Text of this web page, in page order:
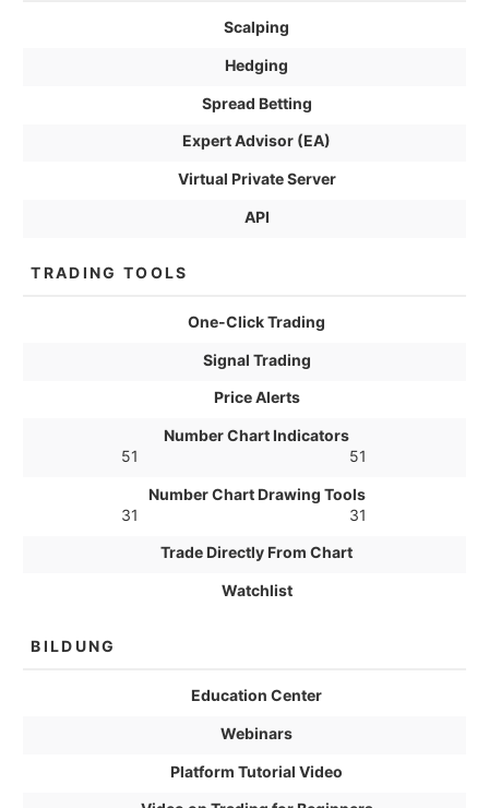
Scalping
Hedging
Spread Betting
Expert Advisor (EA)
Virtual Private Server
API
TRADING TOOLS
One-Click Trading
Signal Trading
Price Alerts
Number Chart Indicators
51
51
Number Chart Drawing Tools
31
31
Trade Directly From Chart
Watchlist
BILDUNG
Education Center
Webinars
Platform Tutorial Video